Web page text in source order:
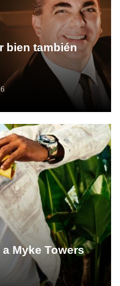
bien también
Myke Towers